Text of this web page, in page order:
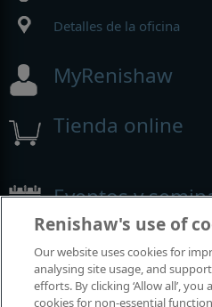
Detalles de la oficina
MyRenishaw
Tienda online
Eventos y
mundo
Renishaw's use of
Our website uses cookies for
analysing site usage, and
efforts. By clicking ‘Allow all’,
cookies for non-essential